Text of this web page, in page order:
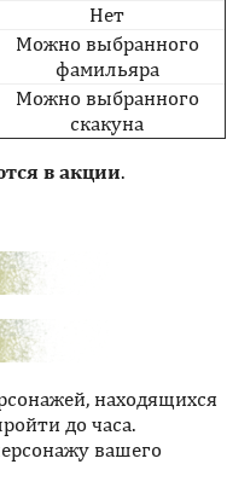
Нет
Можно выбранного
фамильяра
Можно выбранного
скакуна
в акции.
находящихся
до часа.
вашего